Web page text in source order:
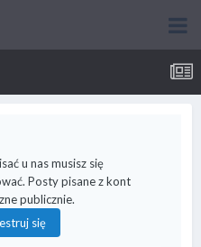
u nas musisz się
Posty pisane z kont
publicznie.
się